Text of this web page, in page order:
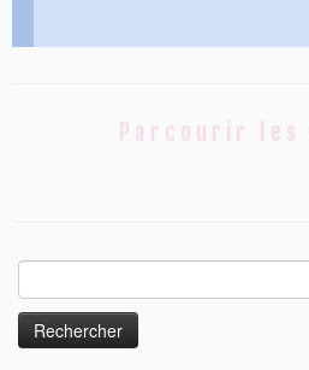
Parcourir